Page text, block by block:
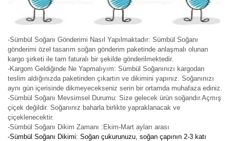
-Sümbül Soğanı Gönderimi Nasıl Yapılmaktadır: Sümbül Soğanı
gönderimi özel tasarım soğan gönderim paketinde anlaşmalı olunan
kargo şirketi ile tam faturalı bir şekilde gönderilmektedir.
-Kargom Geldiğinde Ne Yapmalıyım: Sümbül Soğanınızı kargodan
teslim aldığınızda paketinden çıkartın ve dikimini yapınız. Soğanınızı
aynı gün içerisinde dikmeyecekseniz serin bir ortamda muhafaza ediniz.
-Sümbül Soğanı Mevsimsel Durumu: Size gelecek ürün soğandır.Açmış
çiçek değildir. Soğanınız baharla birlikte yapraklanacak ve
çiçeklenecektir.
-Sümbül Soğanı Dikim Zamanı :Ekim-Mart ayları arası
-Sümbül Soğanı Dikimi: Soğan çukurunuzu, soğan çapının 2-3 katı